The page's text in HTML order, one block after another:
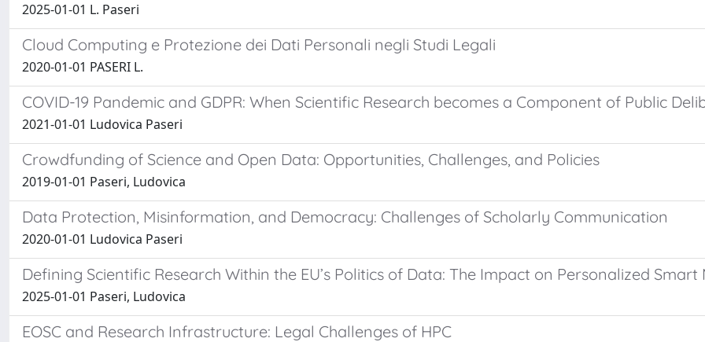
2025-01-01 L. Paseri
Cloud Computing e Protezione dei Dati Personali negli Studi Legali
2020-01-01 PASERI L.
COVID-19 Pandemic and GDPR: When Scientific Research becomes a Component of Public
2021-01-01 Ludovica Paseri
Crowdfunding of Science and Open Data: Opportunities, Challenges, and Policies
2019-01-01 Paseri, Ludovica
Data Protection, Misinformation, and Democracy: Challenges of Scholarly Communication
2020-01-01 Ludovica Paseri
Defining Scientific Research Within the EU’s Politics of Data: The Impact on Personalized Smart
2025-01-01 Paseri, Ludovica
EOSC and Research Infrastructure: Legal Challenges of HPC